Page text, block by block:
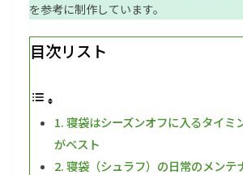
を参考に制作しています。
目次リスト
寝袋はシーズンオフに入るタイミ
がベスト
寝袋（シュラフ）の日常のメンテ